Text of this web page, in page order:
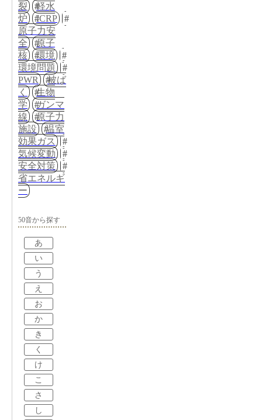
裂
軽水
炉
ICRP
原子力安
全
原子
核
環境
環境問題
PWR
被ば
く
生物
学
ガンマ
線
原子力
施設
温室
効果ガス
気候変動
安全対策
省エネルギ
ー
50音から探す
あ
い
う
え
お
か
き
く
け
こ
さ
し